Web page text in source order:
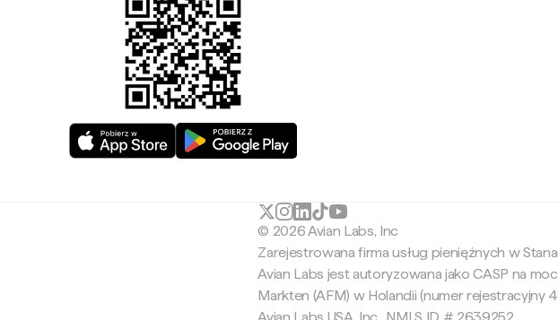
© 2026 Avian Labs, Inc
Zarejestrowana firma usług pieniężnych w
Avian Labs jest autoryzowana jako CASP na
Markten (AFM) w Holandii (numer rejestracyjny